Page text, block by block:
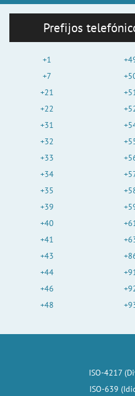
Prefijos
+1
+7
+21
+22
+31
+32
+33
+34
+35
+39
+40
+41
+43
+44
+46
+48
ISO-4217
ISO-639